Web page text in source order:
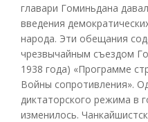
главари Гоминьдана
введения
народа. Эти обещания
чрезвычайным съездом
1938 года) «Программе
Войны сопротивления».
диктаторского режима в
изменилось.